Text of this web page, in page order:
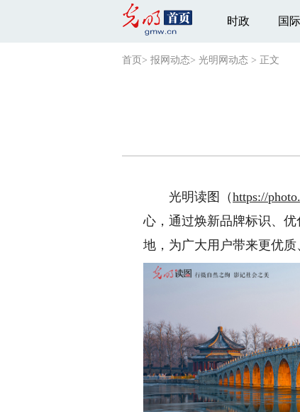
时政 国际
首页 > 报网动态> 光明网动态 > 正文
光明读图（https://
心，通过焕新品牌标识、
地，为广大用户带来更优质